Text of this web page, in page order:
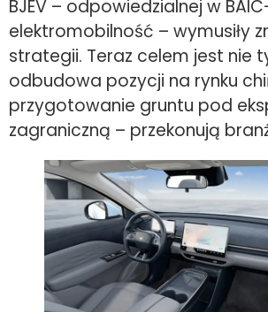
BJEV – odpowiedzialnej w
elektromobilność – wymusiły
strategii. Teraz celem jest nie
odbudowa pozycji na rynku
przygotowanie gruntu pod
zagraniczną – przekonują